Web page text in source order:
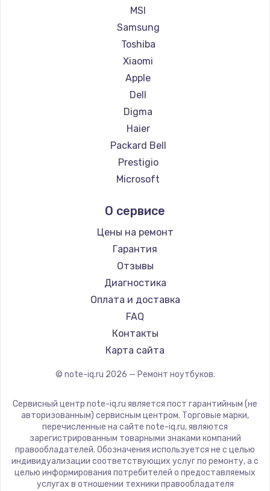
Ремонт ноутбуков Philips
Ремонт ноутбуков LG
Ремонт ноутбуков Panasonic
Ремонт ноутбуков Irbis
Ремонт ноутбуков Thunderobot
Ремонт ноутбуков Hasee
Ремонт ноутбуков ZTE
Ремонт ноутбуков Hiper
Ремонт ноутбуков Evga
Ремонт ноутбуков Google
Ремонт ноутбуков Echips
Ремонт ноутбуков Predator
Ремонт ноутбуков iru
Ремонт ноутбуков Machenike
Ремонт ноутбуков DEXP
Ремонт ноутбуков Teclast
Ремонт ноутбуков CHUWI
Ремонт ноутбуков Colorful
MSI
Samsung
Toshiba
Xiaomi
Apple
Dell
Digma
Haier
Packard Bell
Prestigio
Microsoft
Aquarius
Gigabyte
Aorus
Maibenben
Getac
Epson
Philips
LG
Panasonic
ZTE
Hiper
Evga
Google
Echips
О сервисе
Цены на ремонт
Гарантия
Отзывы
Диагностика
Оплата и доставка
FAQ
Контакты
Карта сайта
© note-iq.ru 2026 — Ремонт ноутбуков.
Сервисный центр note-iq.ru является пост гарантийным (не
авторизованным) сервисным центром. Торговые марки,
перечисленные на сайте note-iq.ru, являются
зарегистрированным товарными знаками компаний
правообладателей. Обозначения используется не с целью
индивидуализации соответствующих услуг по ремонту, а с
целью информирования потребителей о предоставляемых
услугах в отношении техники правообладателя